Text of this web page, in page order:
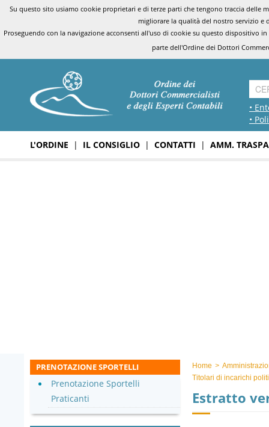
Su questo sito usiamo cookie proprietari e di terze parti che tengono traccia
migliorare la qualità del nostro servizio e
Proseguendo con la navigazione acconsenti all'uso di cookie su questo dispositivo
parte dell'Ordine dei Dottori
•
•
L'ORDINE | IL CONSIGLIO | CONTATTI | AMM.
Home >
Titolari di incarichi
Estratto
PRENOTAZIONE SPORTELLI
Prenotazione Sportelli
Praticanti